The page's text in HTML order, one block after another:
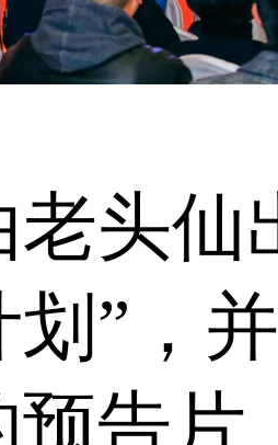
老头仙
划”，
预告片